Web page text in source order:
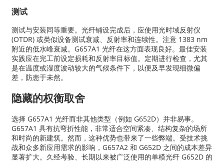
测试
测试与安装同等重要。光纤铺设完成后，应使用光时域反射仪
(OTDR) 或类似设备测试衰减、反射率和连续性。注意 1383 nm
附近的低水峰衰减。G657A1 光纤在这方面表现良好。最佳安装
实践应在完工前设定损耗和反射率目标值。定期进行检查，尤其
是在温度或湿度波动较大的气候条件下，以便及早发现细微偏
差，防患于未然。
隐藏的权衡取舍
选择 G657A1 光纤而非其他类型（例如 G652D）并非易事。
G657A1 具有抗弯折性能，非常适合空间紧凑、结构复杂的场所
和时尚的新建筑。然而，这种优势也带来了一些弊端。受技术挑
战和众多新应用需求的影响，G657A2 和 G652D 之间的成本差异
显著扩大。久经考验、长期以来被广泛使用的单模光纤 G652D 的